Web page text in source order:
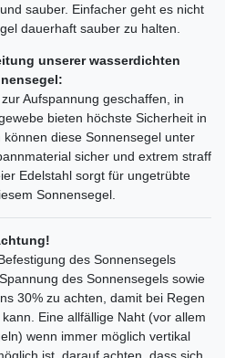
sauber. Einfacher geht es nicht
dauerhaft sauber zu halten.
unserer wasserdichten
Aufspannung geschaffen, in
bieten höchste Sicherheit in
diese Sonnensegel unter
sicher und extrem straff
Edelstahl sorgt für ungetrübte
Sonnensegel.
des Sonnensegels
des Sonnensegels sowie
30% zu achten, damit bei Regen
Eine allfällige Naht (vor allem
wenn immer möglich vertikal
ist, darauf achten, dass sich